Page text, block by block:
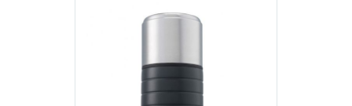
Opcje
stronie